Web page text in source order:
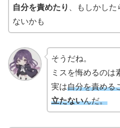
自分を責めたり
、もしかし
ないかも
そうだね。
ミスを悔めるのは
実は自分を責める
立たないんだ。